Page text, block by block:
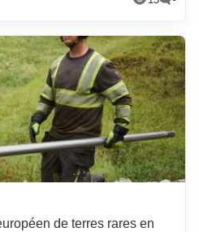
de terres rares en